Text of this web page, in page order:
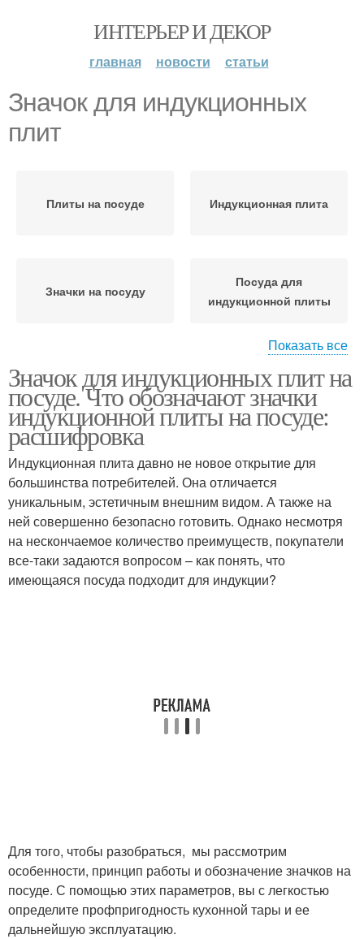
ИНТЕРЬЕР И ДЕКОР
главная новости статьи
Значок для индукционных
плит
Плиты на посуде Индукционная плита
Значки на посуду
Посуда для
индукционной плиты
индукционных плит
дном
Значки на
индукционной плите
Блины на индукционной
электроплите
Утятницы для новой
плиты
Индукционная посуда
Показать все
Значок для индукционных плит на
посуде. Что обозначают значки
индукционной плиты на посуде:
расшифровка
Индукционная плита давно не новое открытие для
большинства потребителей. Она отличается
уникальным, эстетичным внешним видом. А также на
ней совершенно безопасно готовить. Однако несмотря
на нескончаемое количество преимуществ, покупатели
все-таки задаются вопросом – как понять, что
имеющаяся посуда подходит для индукции?
Для того, чтобы разобраться, мы рассмотрим
особенности, принцип работы и обозначение значков на
посуде. С помощью этих параметров, вы с легкостью
определите профпригодность кухонной тары и ее
дальнейшую эксплуатацию.